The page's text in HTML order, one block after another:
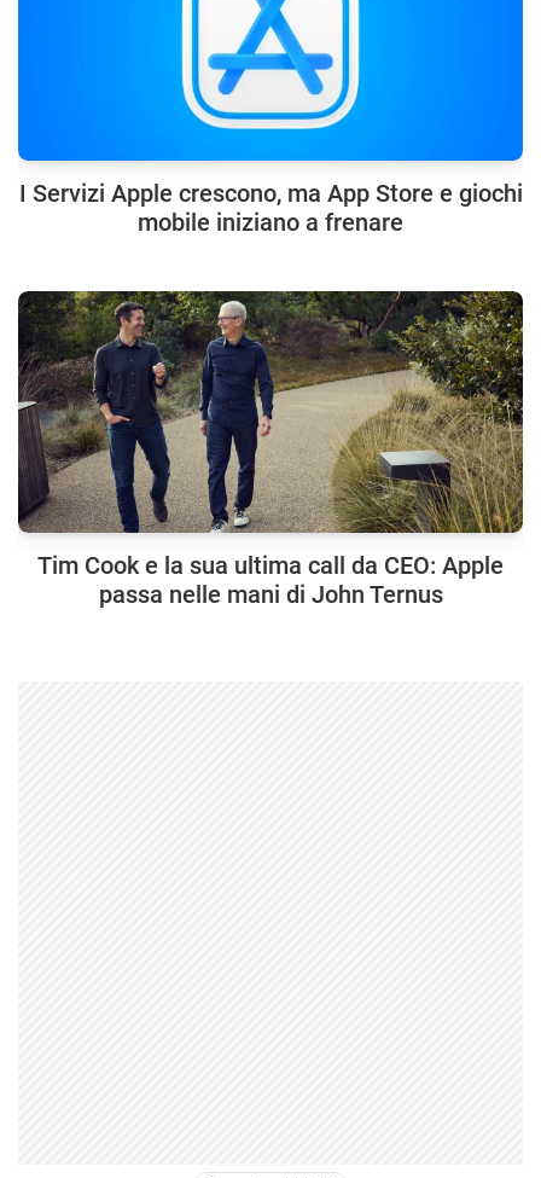
I Servizi Apple crescono, ma App Store e giochi
mobile iniziano a frenare
Tim Cook e la sua ultima call da CEO: Apple
passa nelle mani di John Ternus